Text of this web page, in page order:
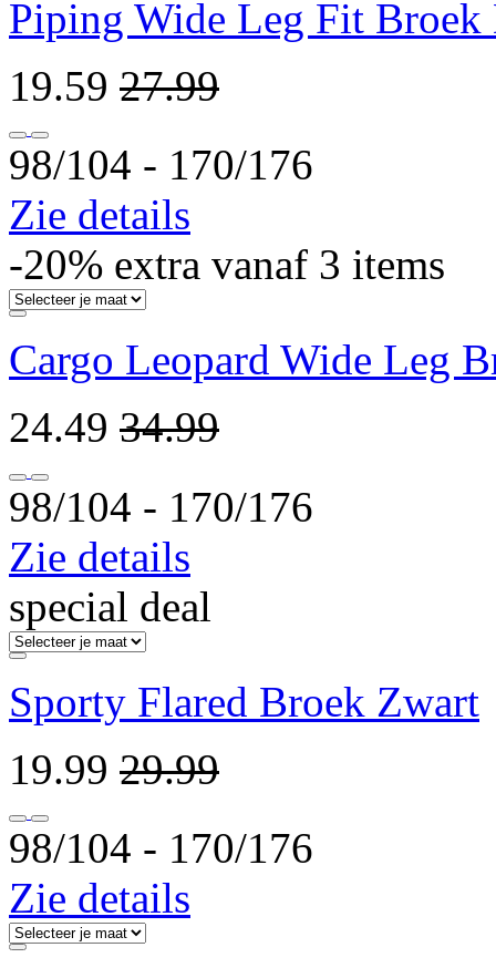
Piping Wide Leg Fit Broek
19.59 27.99
98/104 ‐ 170/176
Zie details
-20% extra vanaf 3 items
Cargo Leopard Wide Leg
24.49 34.99
98/104 ‐ 170/176
Zie details
special deal
Sporty Flared Broek Zwart
19.99 29.99
98/104 ‐ 170/176
Zie details